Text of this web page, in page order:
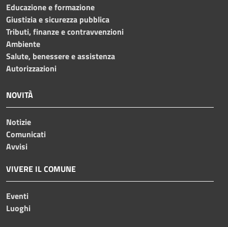
Educazione e formazione
Giustizia e sicurezza pubblica
Tributi, finanze e contravvenzioni
Ambiente
Salute, benessere e assistenza
Autorizzazioni
NOVITÀ
Notizie
Comunicati
Avvisi
VIVERE IL COMUNE
Eventi
Luoghi